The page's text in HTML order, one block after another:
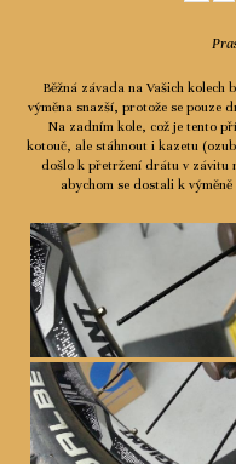
Běžná závada na Vašich
výměna snazší, protože se pouze
Na zadním kole, což je tento
kotouč, ale stáhnout i kazetu
došlo k přetržení drátu v závitu
abychom se dostali k